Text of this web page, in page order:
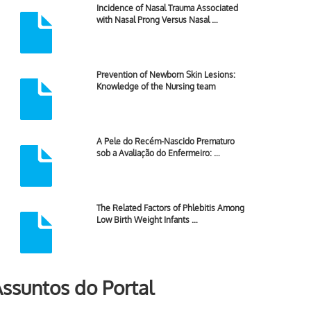
Incidence of Nasal Trauma Associated
with Nasal Prong Versus Nasal …
Prevention of Newborn Skin Lesions:
Knowledge of the Nursing team
A Pele do Recém-Nascido Prematuro
sob a Avaliação do Enfermeiro: …
The Related Factors of Phlebitis Among
Low Birth Weight Infants …
do Portal